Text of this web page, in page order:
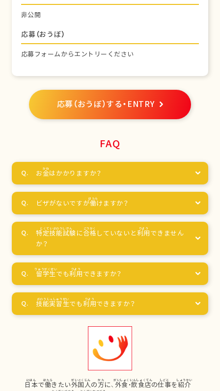
非公開
応募（おうぼ）
応募フォームからエントリーください
応募（おうぼ）する・ENTRY
FAQ
お金はかかりますか？
ビザがないですが働けますか？
特定技能試験に合格 していないと利用 できません
か？
留学生でも利用 できますか？
技能実習生でも利用できますか？
日本で働きたい外国人の方に、 外食 ・飲食店の仕事を紹介